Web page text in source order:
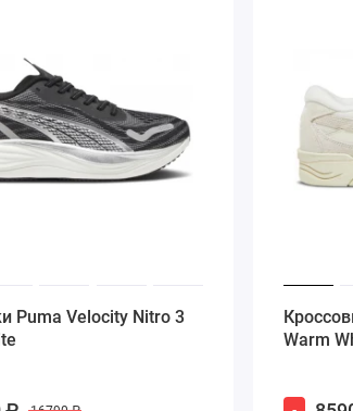
карго, юбкой-миди или даже
это тот самый случай, когда
мягкость винтажа и драйв
Puma Velocity Nitro 3
Warm